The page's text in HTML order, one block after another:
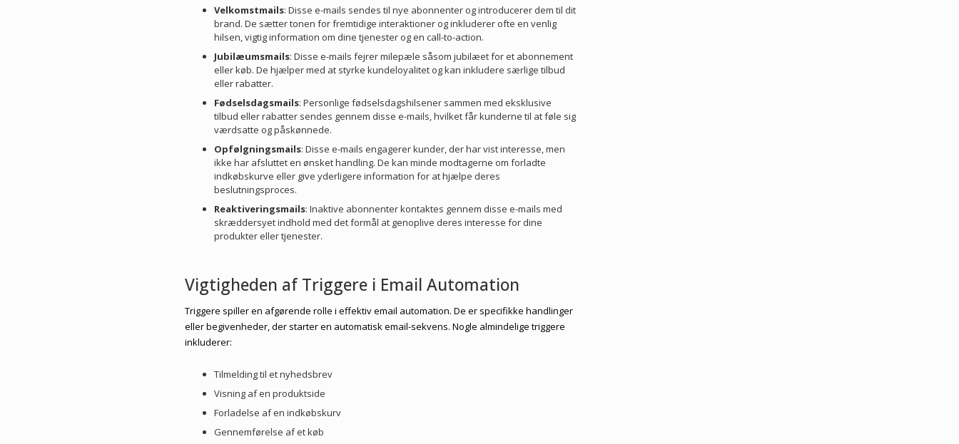
Velkomstmails: Disse e-mails sendes til nye abonnenter og introducerer dem til dit
brand. De sætter tonen for fremtidige interaktioner og inkluderer ofte en venlig
hilsen, vigtig information om dine tjenester og en call-to-action.
Jubilæumsmails: Disse e-mails fejrer milepæle såsom jubilæet for et abonnement
eller køb. De hjælper med at styrke kundeloyalitet og kan inkludere særlige tilbud
eller rabatter.
Fødselsdagsmails: Personlige fødselsdagshilsener sammen med eksklusive
tilbud eller rabatter sendes gennem disse e-mails, hvilket får kunderne til at føle sig
værdsatte og påskønnede.
Opfølgningsmails: Disse e-mails engagerer kunder, der har vist interesse, men
ikke har afsluttet en ønsket handling. De kan minde modtagerne om forladte
indkøbskurve eller give yderligere information for at hjælpe deres
beslutningsproces.
Reaktiveringsmails: Inaktive abonnenter kontaktes gennem disse e-mails med
skræddersyet indhold med det formål at genoplive deres interesse for dine
produkter eller tjenester.
Vigtigheden af Triggere i Email Automation
Triggere spiller en afgørende rolle i effektiv email automation. De er specifikke handlinger
eller begivenheder, der starter en automatisk email-sekvens. Nogle almindelige triggere
inkluderer:
Tilmelding til et nyhedsbrev
Visning af en produktside
Forladelse af en indkøbskurv
Gennemførelse af et køb